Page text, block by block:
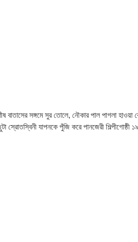
সঙ্গমে সুর তোলে, নৌকার পাল পাগলা হাওয়া
যাপনকে পুঁজি করে পানজেরী শিল্পীগোষ্ঠী